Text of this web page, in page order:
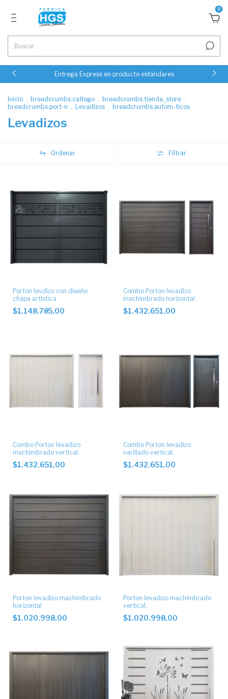
0
Entrega Express en producto estándares
Inicio . breadcrumbs.catlogo . breadcrumbs.tienda_store .
breadcrumbs.port-n . Levadizos . breadcrumbs.autom-ticos
Levadizos
Ordenar Filtrar
Porton levdizo con diseño
chapa artística
$1.148.785,00
Combo Porton levadizo
machimbrado horizontal
$1.432.651,00
Combo Porton levadizo
machimbrado vertical.
$1.432.651,00
Combo Porton levadizo
varillado vertical.
$1.432.651,00
Porton levadizo machimbrado
horizontal
$1.020.998,00
Porton levadizo machimbrado
vertical.
$1.020.998,00